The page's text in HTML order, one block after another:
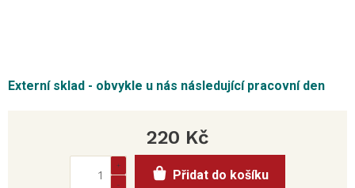
Externí sklad - obvykle u nás následující pracovní den
220 Kč
cena:
Přidat do košíku